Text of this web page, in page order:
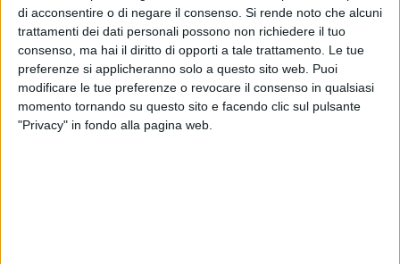
di acconsentire o di negare il consenso. Si rende noto che alcuni
trattamenti dei dati personali possono non richiedere il tuo
consenso, ma hai il diritto di opporti a tale trattamento. Le tue
preferenze si applicheranno solo a questo sito web. Puoi
modificare le tue preferenze o revocare il consenso in qualsiasi
momento tornando su questo sito e facendo clic sul pulsante
"Privacy" in fondo alla pagina web.
congiunta dei Vigili del Fuoco della Squadra B del
distaccamento della Fiera del Levante e dei tecnici di
Ferrovie dello Stato. Alla guida sembrerebbe esserci stato un
anziano, secondo quanto rivelato dalle autorità presenti sul
posto.
Circolazione ferroviaria in ripresa dalle 18.30.